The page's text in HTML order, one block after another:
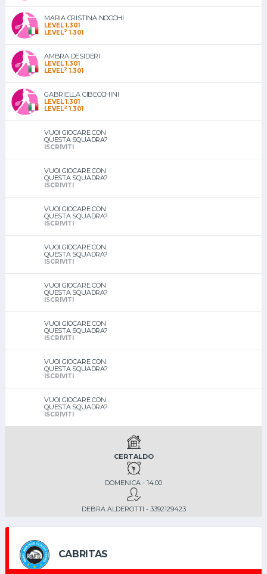
MARIA CRISTINA NOCCHI
LEVEL 1.301
LEVEL2 1.301
AMBRA DESIDERI
LEVEL 1.301
LEVEL2 1.301
GABRIELLA CIBECCHINI
LEVEL 1.301
LEVEL2 1.301
VUOI GIOCARE CON
QUESTA SQUADRA?
ISCRIVITI
VUOI GIOCARE CON
QUESTA SQUADRA?
ISCRIVITI
VUOI GIOCARE CON
QUESTA SQUADRA?
ISCRIVITI
VUOI GIOCARE CON
QUESTA SQUADRA?
ISCRIVITI
VUOI GIOCARE CON
QUESTA SQUADRA?
ISCRIVITI
VUOI GIOCARE CON
QUESTA SQUADRA?
ISCRIVITI
VUOI GIOCARE CON
QUESTA SQUADRA?
ISCRIVITI
VUOI GIOCARE CON
QUESTA SQUADRA?
ISCRIVITI
CERTALDO
DOMENICA - 14.00
DEBRA ALDEROTTI - 3392129423
CABRITAS